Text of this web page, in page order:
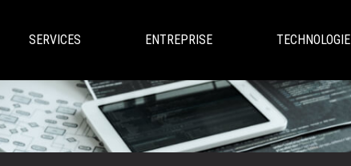
SERVICES ENTREPRISE TECHNOLOGIE